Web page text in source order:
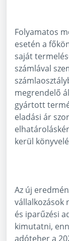
Folyamatos
esetén a
saját
számlával
megrendelő
gyártott
eladási ár
kerül
Az új
vállalkozások
és iparűzési
kimutatni,
adóteher a